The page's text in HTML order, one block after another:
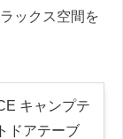
ックス空間を
キャンプテ
ドアテーブ